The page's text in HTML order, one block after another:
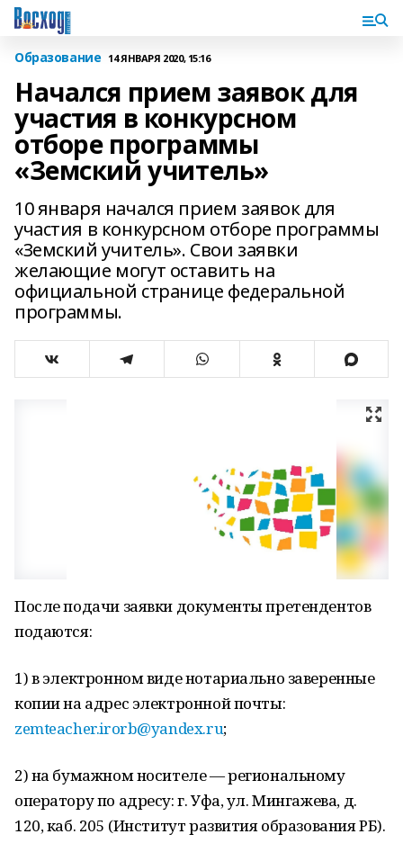
Образование 14 ЯНВАРЯ 2020, 15:16
Начался прием заявок для
участия в конкурсном
отборе программы
«Земский учитель»
10 января начался прием заявок для
участия в конкурсном отборе программы
«Земский учитель». Свои заявки
желающие могут оставить на
официальной странице федеральной
программы.
После подачи заявки документы претендентов
подаются:
1) в электронном виде нотариально заверенные
копии на адрес электронной почты:
zemteacher.irorb@yandex.ru;
2) на бумажном носителе — региональному
оператору по адресу: г. Уфа, ул. Мингажева, д.
120, каб. 205 (Институт развития образования РБ).